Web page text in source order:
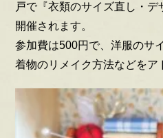
戸で『衣類のサイズ直し・
開催されます。
参加費は500円で、洋服のサ
着物のリメイク方法などをア